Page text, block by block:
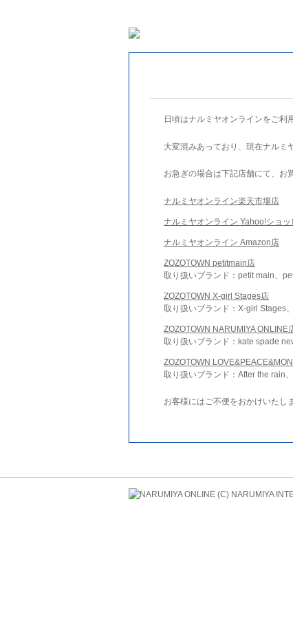
日頃はナルミヤオンラインをご利
大変混みあっており、現在ナルミ
お急ぎの場合は下記店舗にて、お
ナルミヤオンライン楽天市場店
ナルミヤオンライン Yahoo!ショ
ナルミヤオンライン Amazon店
ZOZOTOWN petitmain店
取り扱いブランド：petit main、
ZOZOTOWN X-girl Stages店
取り扱いブランド：X-girl Stages
ZOZOTOWN NARUMIYA ONLINE
取り扱いブランド：kate spade
ZOZOTOWN
取り扱いブランド：After the rain
お客様にはご不便をおかけいたし